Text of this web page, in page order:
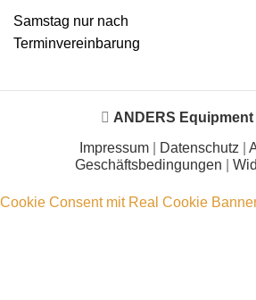
Samstag nur nach
Terminvereinbarung
ANDERS Equipment
Impressum| Datenschutz
Geschäftsbedingungen
Cookie Consent mit Real Cookie